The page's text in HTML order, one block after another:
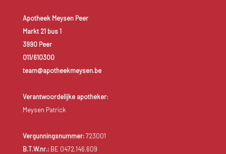
Apotheek Meysen Peer
Markt 21 bus 1
3990 Peer
011/610300
team@apotheekmeysen.be
Verantwoordelijke apotheker:
Meysen Patrick
Vergunningsnummer:723001
B.T.W.nr.:BE 0472.146.609